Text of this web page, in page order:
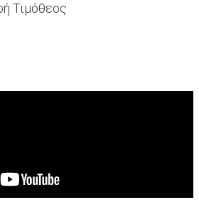
Τιμόθεος